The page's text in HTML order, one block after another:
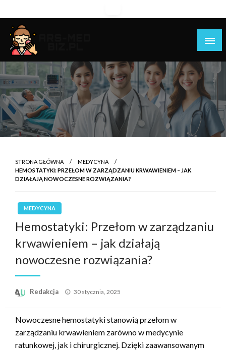
to
content
Ars-med.biz.pl
Piękniejsza strona Ciebie!
STRONA GŁÓWNA
MEDYCYNA
HEMOSTATYKI: PRZEŁOM W ZARZĄDZANIU KRWAWIENIEM – JAK
DZIAŁAJĄ NOWOCZESNE ROZWIĄZANIA?
MEDYCYNA
Hemostatyki: Przełom w zarządzaniu
krwawieniem – jak działają
nowoczesne rozwiązania?
Redakcja
Opublikowane
30 stycznia, 2025
Nowoczesne hemostatyki stanowią przełom w
zarządzaniu krwawieniem zarówno w medycynie
ratunkowej, jak i chirurgicznej. Dzięki zaawansowanym